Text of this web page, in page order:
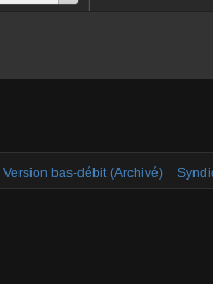
Version bas-débit (Archivé)